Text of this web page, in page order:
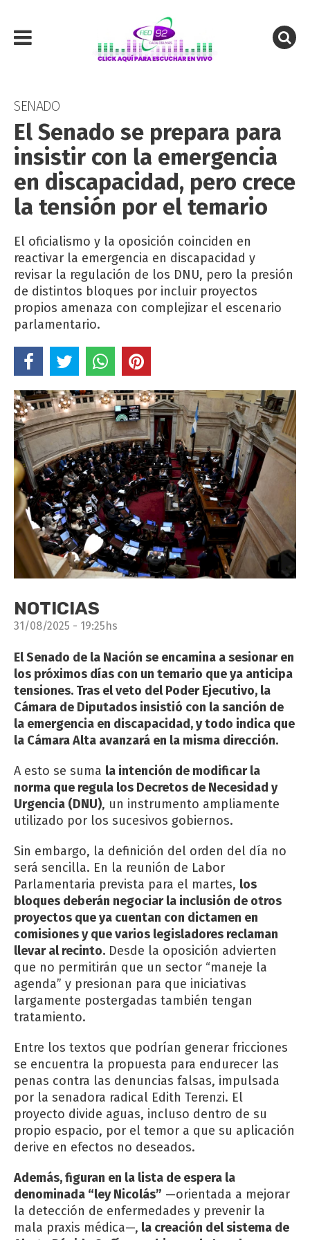
SENADO
El Senado se prepara para
insistir con la emergencia
en discapacidad, pero crece
la tensión por el temario
El oficialismo y la oposición coinciden en
reactivar la emergencia en discapacidad y
revisar la regulación de los DNU, pero la presión
de distintos bloques por incluir proyectos
propios amenaza con complejizar el escenario
parlamentario.
NOTICIAS
31/08/2025 - 19:25hs
El Senado de la Nación se encamina a sesionar en
los próximos días con un temario que ya anticipa
tensiones. Tras el veto del Poder Ejecutivo, la
Cámara de Diputados insistió con la sanción de
la emergencia en discapacidad, y todo indica que
la Cámara Alta avanzará en la misma dirección.
A esto se suma la intención de modificar la
norma que regula los Decretos de Necesidad y
Urgencia (DNU), un instrumento ampliamente
utilizado por los sucesivos gobiernos.
Sin embargo, la definición del orden del día no
será sencilla. En la reunión de Labor
Parlamentaria prevista para el martes, los
bloques deberán negociar la inclusión de otros
proyectos que ya cuentan con dictamen en
comisiones y que varios legisladores reclaman
llevar al recinto. Desde la oposición advierten
que no permitirán que un sector “maneje la
agenda” y presionan para que iniciativas
largamente postergadas también tengan
tratamiento.
Entre los textos que podrían generar fricciones
se encuentra la propuesta para endurecer las
penas contra las denuncias falsas, impulsada
por la senadora radical Edith Terenzi. El
proyecto divide aguas, incluso dentro de su
propio espacio, por el temor a que su aplicación
derive en efectos no deseados.
Además, figuran en la lista de espera la
denominada “ley Nicolás” —orientada a mejorar
la detección de enfermedades y prevenir la
mala praxis médica—, la creación del sistema de